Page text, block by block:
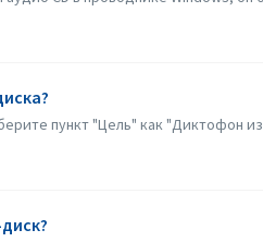
пункт "Цель" как "Диктофон